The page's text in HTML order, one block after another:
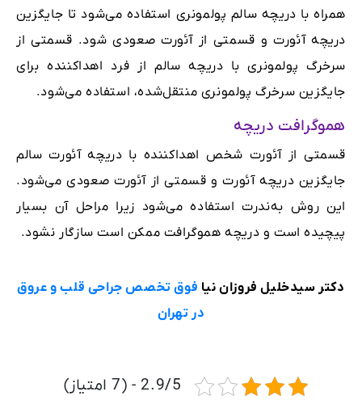
همراه با دریچه سالم پولمونری استفاده می‌شود تا جایگزین
دریچه آئورت و قسمتی از آئورت صعودی شود. قسمتی از
سرخرگ پولمونری با دریچه سالم از فرد اهدا‌کننده برای
جایگزین‌ سرخرگ پولمونری منتقل‌شده، استفاده می‌شود.
هموگرافت دریچه
قسمتی از آئورت شخص اهداکننده با دریچه آئورت سالم
جایگزین دریچه آئورت و قسمتی از آئورت صعودی می‌شود.
این روش به‌ندرت استفاده می‌شود زیرا مراحل آن بسیار
پیچیده است و دریچه هموگرافت ممکن است سازگار نشود.
دکتر سیدخلیل فروزان نیا فوق تخصص جراحی قلب و عروق
در تهران
2.9/5 - (7 امتیاز)